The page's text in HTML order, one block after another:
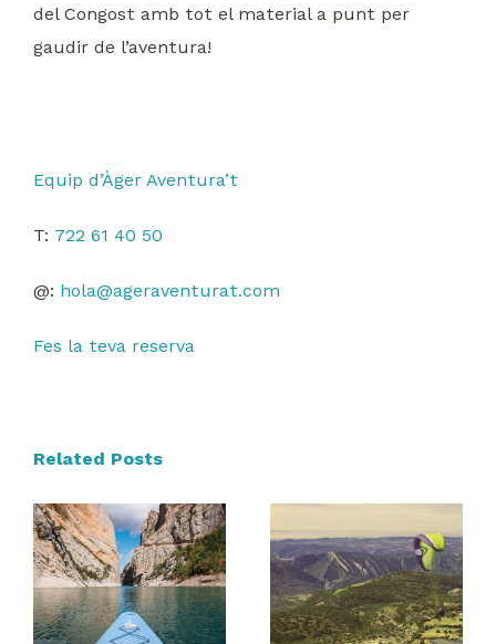
del Congost amb tot el material a punt per
gaudir de l’aventura!
Equip d’Àger Aventura’t
T: 722 61 40 50
@: hola@ageraventurat.com
Fes la teva reserva
Related Posts